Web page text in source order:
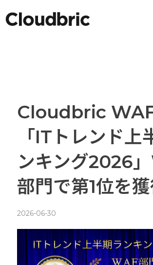
Cloudbric
「ITトレンド上
ンキング2026
部門で第1位を
2026-06-30